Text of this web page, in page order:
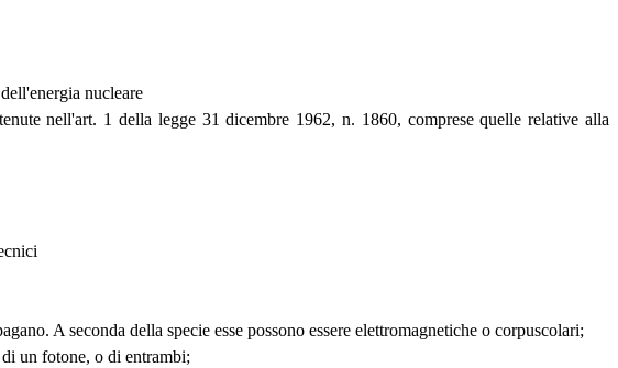
nucleare
nell'art. 1 della legge 31 dicembre 1962, n. 1860, comprese quelle relative alla
A seconda della specie esse possono essere elettromagnetiche o corpuscolari;
un fotone, o di entrambi;